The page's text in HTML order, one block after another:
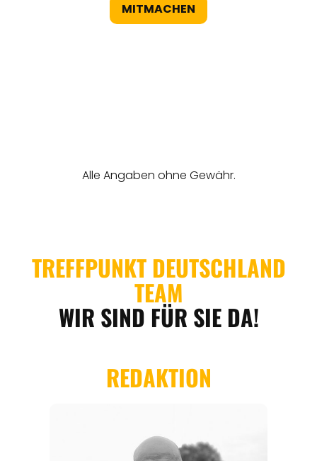
MITMACHEN